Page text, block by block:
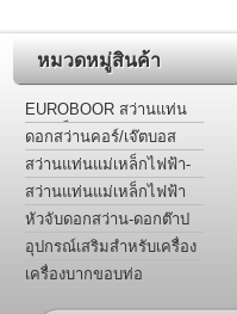
หมวดหมู่สินค้า
EUROBOOR สว่านแท่น
แม่เหล็กไฟฟ้า
ดอกสว่านคอร์/เจ๊ตบอส
เจาะโลหะ รุ่นไฮสปีดและ
ฟันคาร์ไบด์
สว่านแท่นแม่เหล็กไฟฟ้า-
ต๊าปเกลียว-เคาน์เตอร์ซิงค์-
สว่านแท่นแม่เหล็กไฟฟ้า
สำหรับงานเฉพาะ
หัวจับดอกสว่าน-ดอกต๊าป
อะแด๊ปเตอร์ ข้อลด
อุปกรณ์เสริมสำหรับเครื่อง
เจาะสว่านไฟฟ้าฐานแม่
เครื่องบากขอบท่อ